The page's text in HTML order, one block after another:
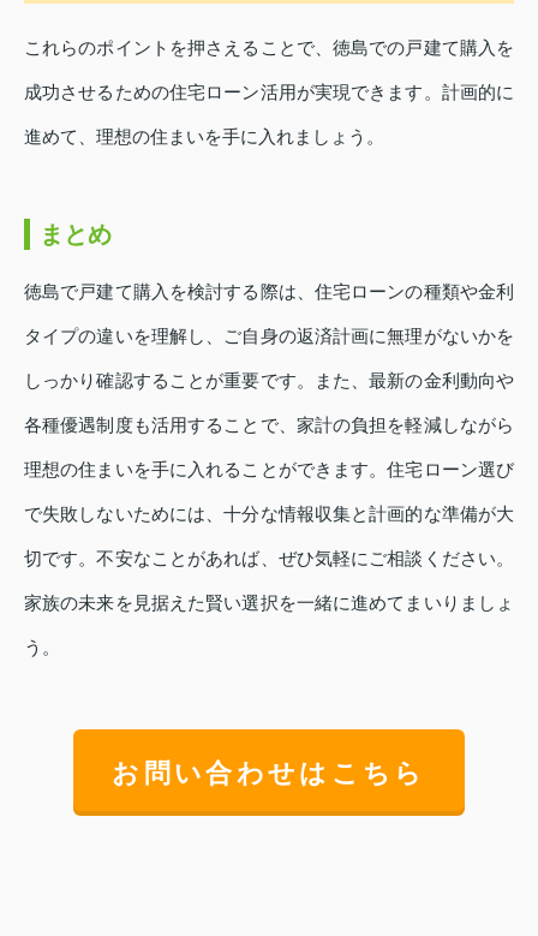
これらのポイントを押さえることで、徳島での戸建て購入を
成功させるための住宅ローン活用が実現できます。計画的に
進めて、理想の住まいを手に入れましょう。
まとめ
徳島で戸建て購入を検討する際は、住宅ローンの種類や金利
タイプの違いを理解し、ご自身の返済計画に無理がないかを
しっかり確認することが重要です。また、最新の金利動向や
各種優遇制度も活用することで、家計の負担を軽減しながら
理想の住まいを手に入れることができます。住宅ローン選び
で失敗しないためには、十分な情報収集と計画的な準備が大
切です。不安なことがあれば、ぜひ気軽にご相談ください。
家族の未来を見据えた賢い選択を一緒に進めてまいりましょ
う。
お問い合わせはこちら